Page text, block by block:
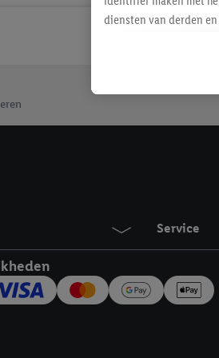
Lidl webshop klant
Service
diensten van derden
Als je hiervoor
eerder interesse hebt
maar het niet te
mailadres en met
Onder "Aanpassen"
Door te klikken op
technieken worden
inclusief over de
trekken, vind je in onze
over de cookies die